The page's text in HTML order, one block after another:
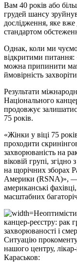
Вам 40 років або
грудей шансу
дослідження, яке
стандартом
Однак, коли ми чуємо
відкритими питання:
можна припинити
ймовірність
Результати
Національного
продовжує
75 років.
«Жінки у віці 75
проходити
захворюваність на
віковій групі,
на щорічних зборах
Америки (RSNA)», —
американські
масштабних
канцер-реєстру: рак
захворюваності і
Ситуацію
нашого центру,
Караськов: